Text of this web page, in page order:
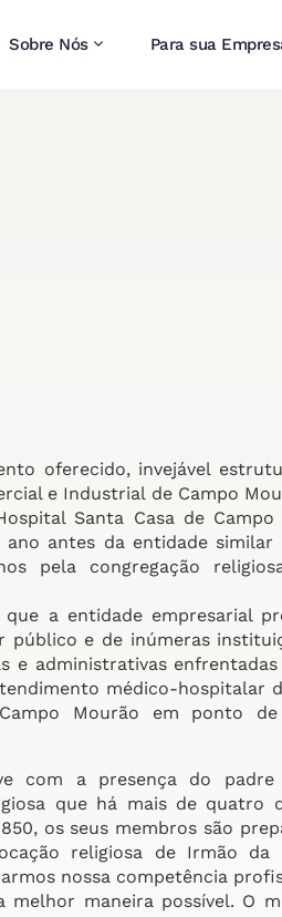
Sobre Nós Para sua
oferecido, invejável
e Industrial de Campo
Santa Casa de
antes da entidade
pela congregação
a entidade empresarial
público e de inúmeras
e administrativas
médico-hospitalar
Mourão em ponto
com a presença do
que há mais de quatro
os seus membros são
religiosa de Irmão
nossa competência
maneira possível. O